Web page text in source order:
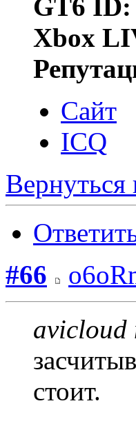
GT6 ID:
Xbox
Сайт
ICQ
Вернуться
#66
avicloud
стоит.